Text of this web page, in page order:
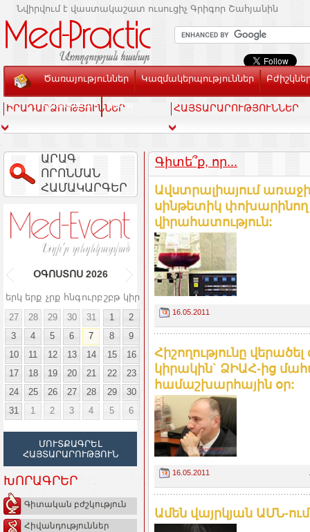
Նվիրվում է վաստակաշատ ուսուցիչ Գրիգոր Շահյանին
Ծառայություններ Կազմակերպություններ
Տեսասրահ Կապ
ԻՐԱԴԱՐՁՈՒԹՅՈՒՆՆԵՐ ՀԱՅՏԱՐԱՐՈՒԹՅՈՒՆՆԵՐ
ԱՐԱԳ
ՈՐՈՆՄԱՆ
ՀԱՄԱԿԱՐԳԵՐ
ՕԳՈՍՏՈՍ 2026
երկ երք չրք հնգուրբ շբթ կիր
27
28 29 30 31 1
2
3
4 5 6 7 8
9
10
11 12 13 14 15
16
17
18 19 20 21 22
23
24
25 26 27 28 29
30
31
1 2 3 4 5 6
ՄՈՒՏՔԱԳՐԵԼ
ՀԱՅՏԱՐԱՐՈՒԹՅՈՒՆ
ԽՈՐԱԳՐԵՐ
Գիտական բժշկություն
Հիվանդություններ
Գիտե՞ք, որ...
Ավստրալիայում
սինթետիկ փոխարինող
վիրահատություն:
16.05.2011
Հիշողությունը
կիրակին` ՁԻԱՀ-ից
համաշխարհային օր:
16.05.2011
Ամեն վայրկյան ԱՄՆ-